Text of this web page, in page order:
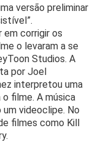
versão preliminar
em corrigir os
o levaram a se
Studios. A
por Joel
interpretou uma
filme. A música
videoclipe. No
filmes como Kill